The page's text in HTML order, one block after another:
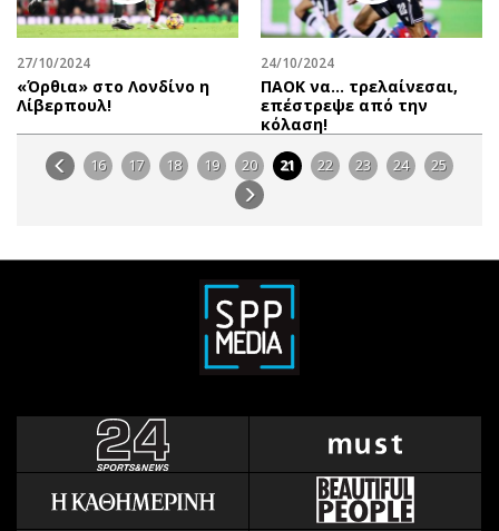
27/10/2024
«Όρθια» στο Λονδίνο η
Λίβερπουλ!
24/10/2024
ΠΑΟΚ να… τρελαίνεσαι,
επέστρεψε από την
κόλαση!
16 17 18 19 20 21 22 23 24 25